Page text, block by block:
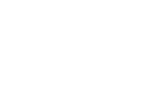
5; 26 evaluaciones